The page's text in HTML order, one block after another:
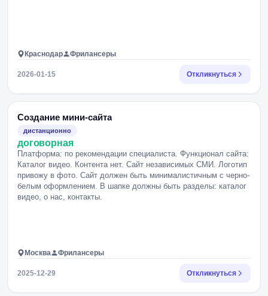
Краснодар Фрилансеры
2026-01-15 Откликнуться
Создание мини-сайта
дистанционно
договорная
Платформа: по рекомендации специалиста. Функционал сайта:
Каталог видео. Контента нет. Сайт независимых СМИ. Логотип
привожу в фото. Сайт должен быть минималистичным с черно-
белым оформлением. В шапке должны быть разделы: каталог
видео, о нас, контакты.
Москва Фрилансеры
2025-12-29 Откликнуться